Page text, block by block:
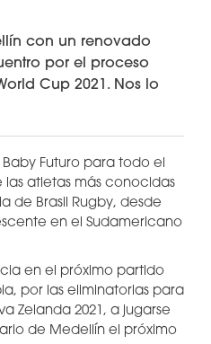
con un renovado
por el proceso
Cup 2021. Nos lo
Baby Futuro para todo el
las atletas más conocidas
de Brasil Rugby, desde
en el Sudamericano
en el próximo partido
por las eliminatorias para
Zelanda 2021, a jugarse
de Medellín el próximo